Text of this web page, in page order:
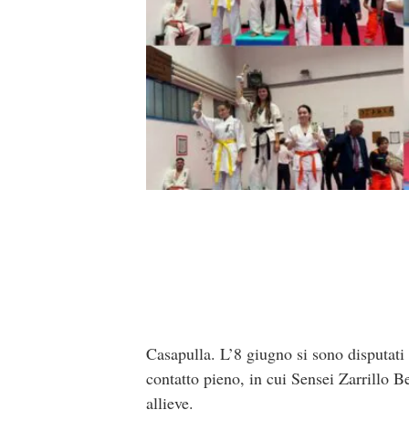
Casapulla. L’8 giugno si sono
contatto pieno, in cui Sensei Zarrillo
allieve.